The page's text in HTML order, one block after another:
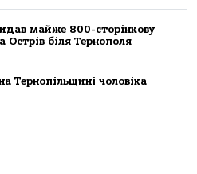
майже 800-сторінкову
Острів біля Тернополя
Тернопільщині чоловіка